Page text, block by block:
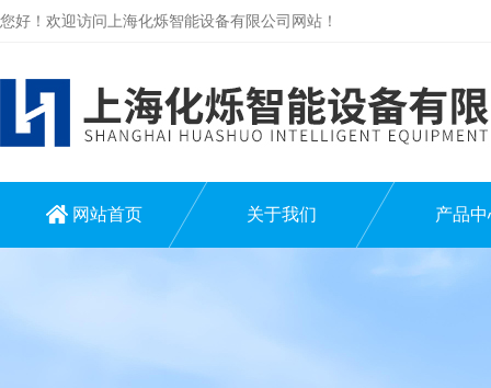
您好！欢迎访问上海化烁智能设备有限公司网站！
网站首页 关于我们 产品中